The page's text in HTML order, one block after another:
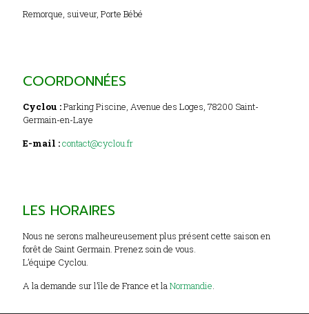
Remorque, suiveur, Porte Bébé
COORDONNÉES
Cyclou :Parking Piscine, Avenue des Loges, 78200 Saint-
Germain-en-Laye
E-mail :contact@cyclou.fr
LES HORAIRES
Nous ne serons malheureusement plus présent cette saison en
forêt de Saint Germain. Prenez soin de vous.
L’équipe Cyclou.
A la demande sur l’île de France et laNormandie.